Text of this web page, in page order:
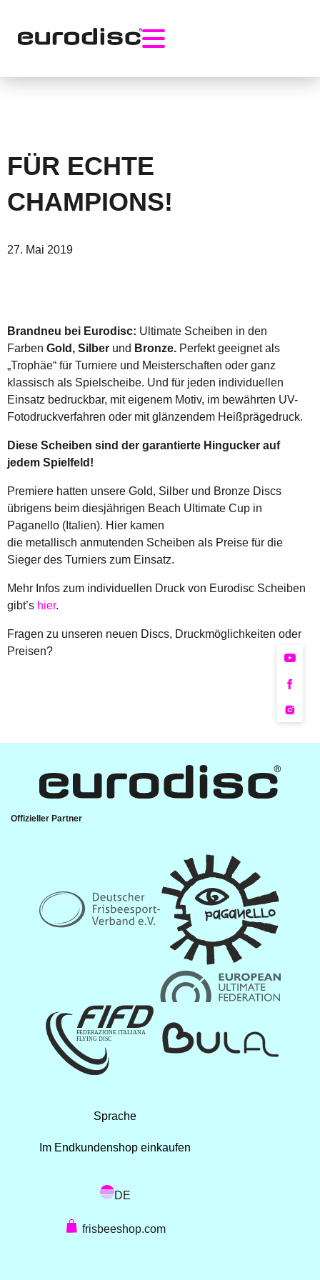
content
FÜR ECHTE
CHAMPIONS!
27. Mai 2019
Brandneu bei Eurodisc: Ultimate Scheiben in den
Farben Gold, Silber und Bronze. Perfekt geeignet als
„Trophäe“ für Turniere und Meisterschaften oder ganz
klassisch als Spielscheibe. Und für jeden individuellen
Einsatz bedruckbar, mit eigenem Motiv, im bewährten UV-
Fotodruckverfahren oder mit glänzendem Heißprägedruck.
Diese Scheiben sind der garantierte Hingucker auf
jedem Spielfeld!
Premiere hatten unsere Gold, Silber und Bronze Discs
übrigens beim diesjährigen Beach Ultimate Cup in
Paganello (Italien). Hier kamen
die metallisch anmutenden Scheiben als Preise für die
Sieger des Turniers zum Einsatz.
Mehr Infos zum individuellen Druck von Eurodisc Scheiben
gibt’s hier.
Fragen zu unseren neuen Discs, Druckmöglichkeiten oder
Preisen?
Offizieller Partner
Sprache
Im Endkundenshop einkaufen
DE
frisbeeshop.com